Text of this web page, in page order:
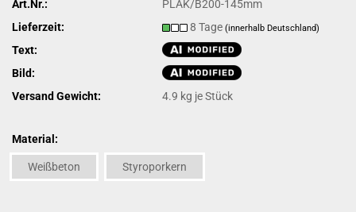
Art.Nr.:
PLAK/B200-145mm
Lieferzeit:
8 Tage(innerhalb Deutschland)
Text:
Bild:
Versand Gewicht:
4.9 kg je Stück
Material:
Weißbeton Styroporkern